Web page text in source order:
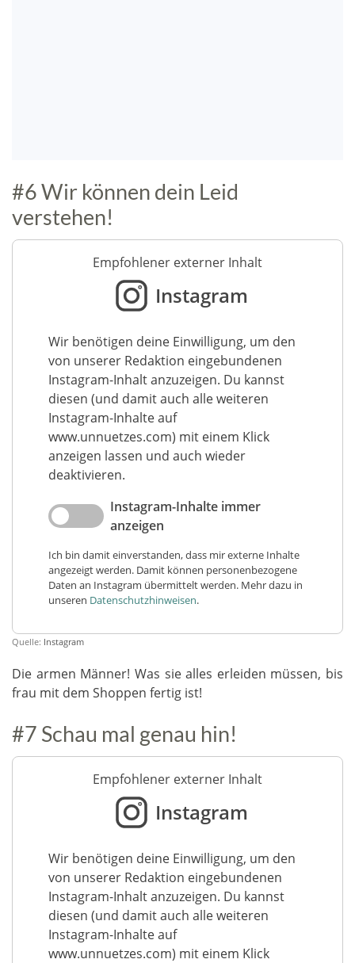
#6 Wir können dein Leid
verstehen!
Empfohlener externer Inhalt
Instagram
Wir benötigen deine Einwilligung, um den
von unserer Redaktion eingebundenen
Instagram-Inhalt anzuzeigen. Du kannst
diesen (und damit auch alle weiteren
Instagram-Inhalte auf
www.unnuetzes.com) mit einem Klick
anzeigen lassen und auch wieder
deaktivieren.
Instagram-Inhalte immer
anzeigen
Ich bin damit einverstanden, dass mir externe Inhalte
angezeigt werden. Damit können personenbezogene
Daten an Instagram übermittelt werden. Mehr dazu in
unseren Datenschutzhinweisen.
Quelle: Instagram
Die armen Männer! Was sie alles erleiden müssen, bis
frau mit dem Shoppen fertig ist!
#7 Schau mal genau hin!
Empfohlener externer Inhalt
Instagram
Wir benötigen deine Einwilligung, um den
von unserer Redaktion eingebundenen
Instagram-Inhalt anzuzeigen. Du kannst
diesen (und damit auch alle weiteren
Instagram-Inhalte auf
www.unnuetzes.com) mit einem Klick